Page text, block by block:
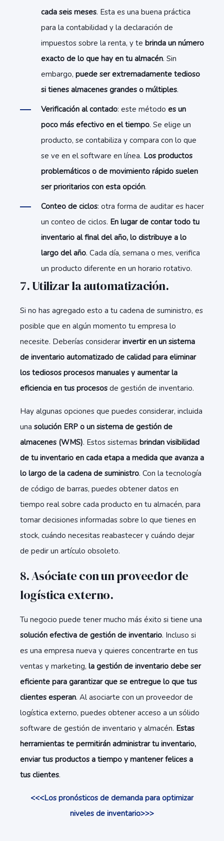
cada seis meses. Esta es una buena práctica
para la contabilidad y la declaración de
impuestos sobre la renta, y te brinda un número
exacto de lo que hay en tu almacén. Sin
embargo, puede ser extremadamente tedioso
si tienes almacenes grandes o múltiples.
Verificación al contado: este método es un
poco más efectivo en el tiempo. Se elige un
producto, se contabiliza y compara con lo que
se ve en el software en línea. Los productos
problemáticos o de movimiento rápido suelen
ser prioritarios con esta opción.
Conteo de ciclos: otra forma de auditar es hacer
un conteo de ciclos. En lugar de contar todo tu
inventario al final del año, lo distribuye a lo
largo del año. Cada día, semana o mes, verifica
un producto diferente en un horario rotativo.
7. Utilizar la automatización.
Si no has agregado esto a tu cadena de suministro, es
posible que en algún momento tu empresa lo
necesite. Deberías considerar invertir en un sistema
de inventario automatizado de calidad para eliminar
los tediosos procesos manuales y aumentar la
eficiencia en tus procesos de gestión de inventario.
Hay algunas opciones que puedes considerar, incluida
una solución ERP o un sistema de gestión de
almacenes (WMS). Estos sistemas brindan visibilidad
de tu inventario en cada etapa a medida que avanza a
lo largo de la cadena de suministro. Con la tecnología
de código de barras, puedes obtener datos en
tiempo real sobre cada producto en tu almacén, para
tomar decisiones informadas sobre lo que tienes en
stock, cuándo necesitas reabastecer y cuándo dejar
de pedir un artículo obsoleto.
8. Asóciate con un proveedor de
logística externo.
Tu negocio puede tener mucho más éxito si tiene una
solución efectiva de gestión de inventario. Incluso si
es una empresa nueva y quieres concentrarte en tus
ventas y marketing, la gestión de inventario debe ser
eficiente para garantizar que se entregue lo que tus
clientes esperan. Al asociarte con un proveedor de
logística externo, puedes obtener acceso a un sólido
software de gestión de inventario y almacén. Estas
herramientas te permitirán administrar tu inventario,
enviar tus productos a tiempo y mantener felices a
tus clientes.
<<<Los pronósticos de demanda para optimizar
niveles de inventario>>>